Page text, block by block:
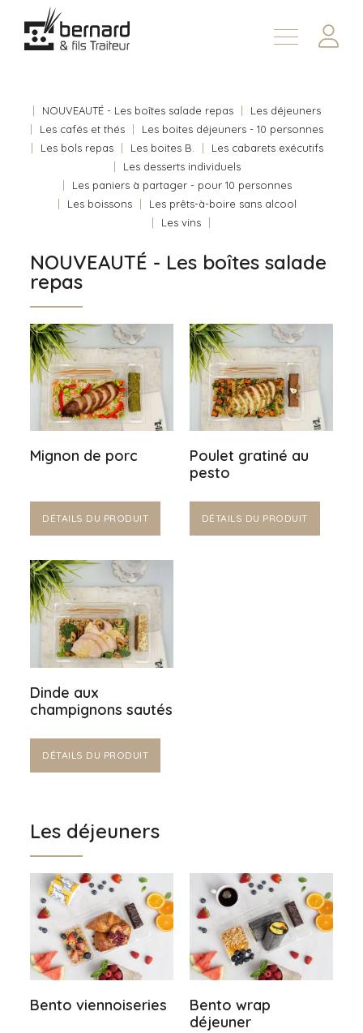
Demander une soumission
À propos
En
NOUVEAUTÉ - Les boîtes salade repas
Les déjeuners
Les cafés et thés
Les boites déjeuners - 10 personnes
Les bols repas
Les boites B.
Les cabarets exécutifs
Les desserts individuels
Les paniers à partager - pour 10 personnes
Les boissons
Les prêts-à-boire sans alcool
Les vins
NOUVEAUTÉ - Les boîtes salade
repas
Mignon de porc
DÉTAILS DU PRODUIT
Poulet gratiné au
pesto
DÉTAILS DU PRODUIT
Dinde aux
champignons sautés
DÉTAILS DU PRODUIT
Les déjeuners
Bento viennoiseries
Bento wrap
déjeuner